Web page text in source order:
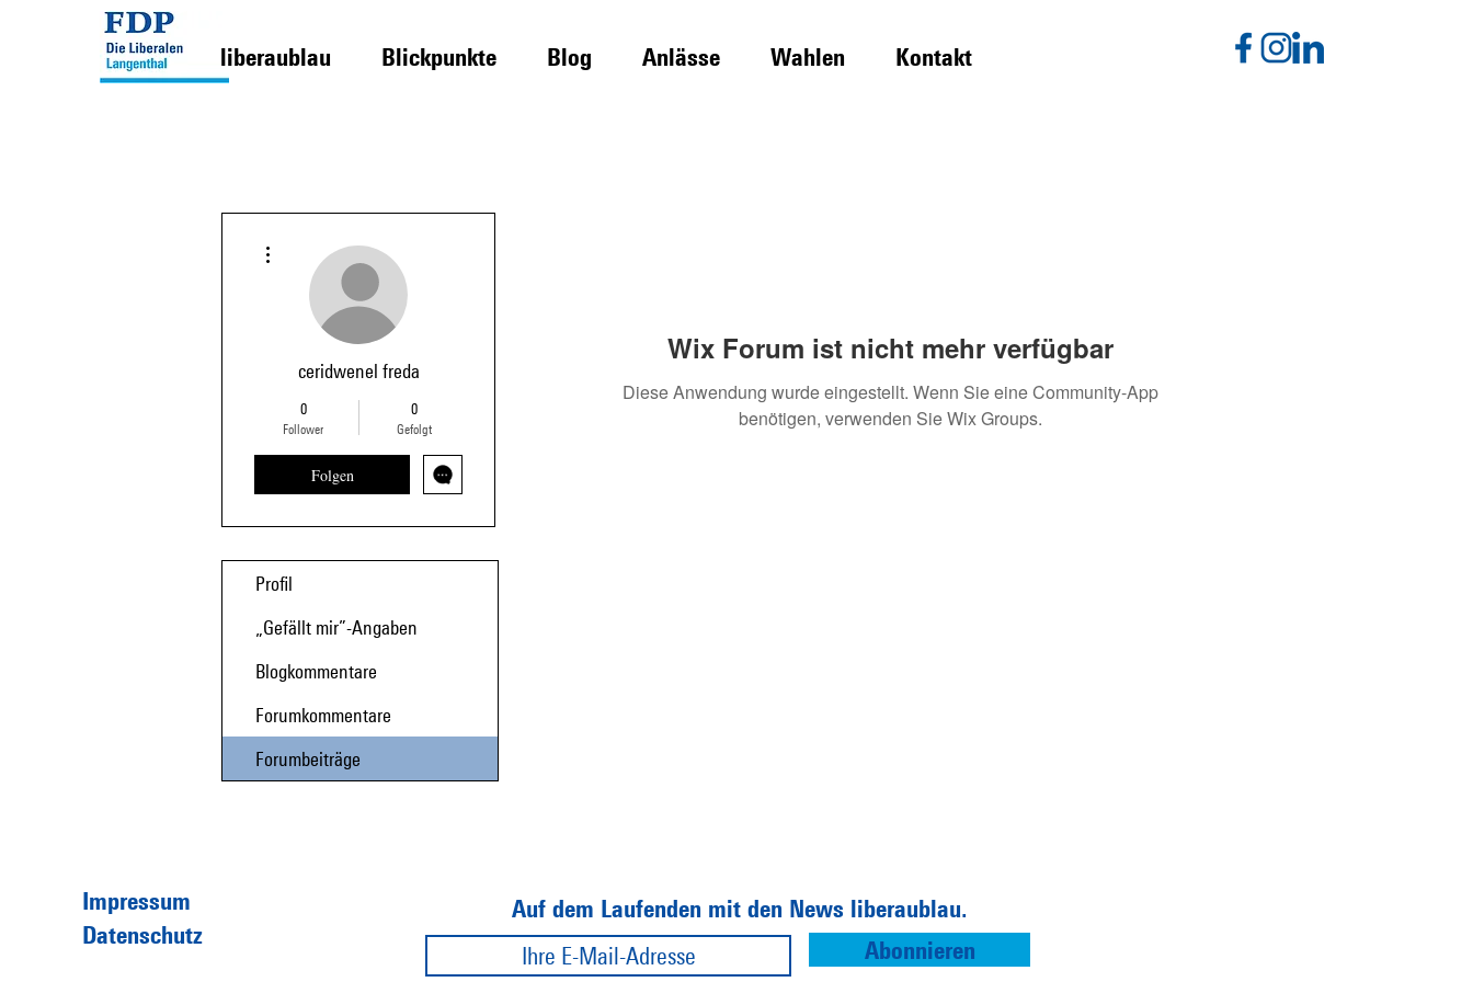
liberaublau Blickpunkte Blog Anlässe Wahlen Kontakt
Wix Forum ist nicht mehr verfügbar
Diese Anwendung wurde eingestellt. Wenn Sie eine Community-App
benötigen, verwenden Sie Wix Groups.
ceridwenel freda
0
Follower
0
Gefolgt
Folgen
Profil
„Gefällt mir”-Angaben
Blogkommentare
Forumkommentare
Forumbeiträge
Impressum
Datenschutz
Auf dem Laufenden mit den News liberaublau.
Abonnieren